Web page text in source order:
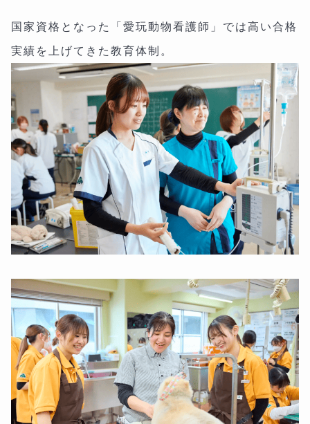
国家資格となった「愛玩動物看護師」では高い合格
実績を上げてきた教育体制。